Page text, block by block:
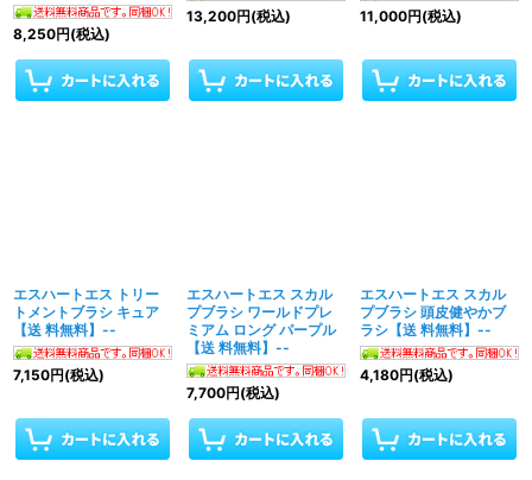
8,250円(税込)
13,200円(税込) 11,000円(税込)
エスハートエス トリー
トメントブラシ キュア
【送 料無料】--
7,150円(税込)
エスハートエス スカル
プブラシ ワールドプレ
ミアム ロング パープル
【送 料無料】--
7,700円(税込)
エスハートエス スカル
プブラシ 頭皮健やかブ
ラシ【送 料無料】--
4,180円(税込)